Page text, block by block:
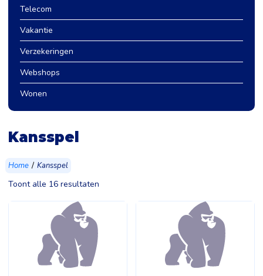
Telecom
Vakantie
Verzekeringen
Webshops
Wonen
Kansspel
Home / Kansspel
Toont alle 16 resultaten